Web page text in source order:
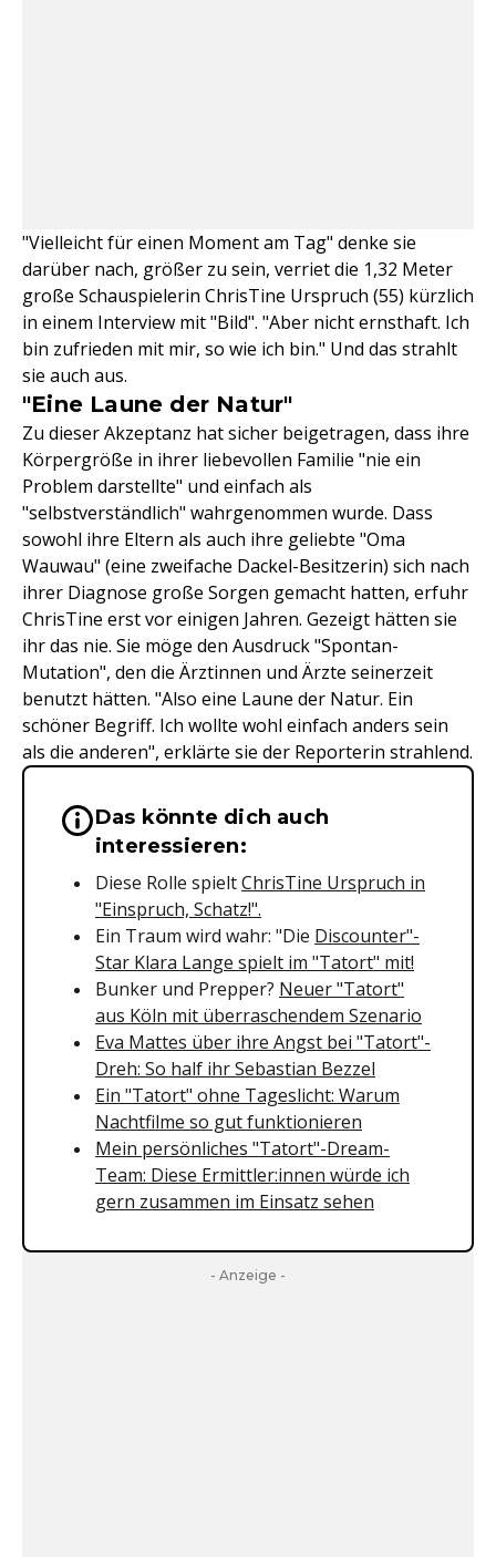
"Vielleicht für einen Moment am Tag" denke sie
darüber nach, größer zu sein, verriet die 1,32 Meter
große Schauspielerin ChrisTine Urspruch (55) kürzlich
in einem Interview mit "Bild". "Aber nicht ernsthaft. Ich
bin zufrieden mit mir, so wie ich bin." Und das strahlt
sie auch aus.
"Eine Laune der Natur"
Zu dieser Akzeptanz hat sicher beigetragen, dass ihre
Körpergröße in ihrer liebevollen Familie "nie ein
Problem darstellte" und einfach als
"selbstverständlich" wahrgenommen wurde. Dass
sowohl ihre Eltern als auch ihre geliebte "Oma
Wauwau" (eine zweifache Dackel-Besitzerin) sich nach
ihrer Diagnose große Sorgen gemacht hatten, erfuhr
ChrisTine erst vor einigen Jahren. Gezeigt hätten sie
ihr das nie. Sie möge den Ausdruck "Spontan-
Mutation", den die Ärztinnen und Ärzte seinerzeit
benutzt hätten. "Also eine Laune der Natur. Ein
schöner Begriff. Ich wollte wohl einfach anders sein
als die anderen", erklärte sie der Reporterin strahlend.
Wichtige Hinweise &
Das könnte dich auch
interessieren:
Diese Rolle spieltChrisTine Urspruch in
"Einspruch, Schatz!".
Ein Traum wird wahr: "Die Discounter"-
Star Klara Lange spielt im "Tatort" mit!
Bunker und Prepper? Neuer "Tatort"
aus Köln mit überraschendem Szenario
Eva Mattes über ihre Angst bei "Tatort"-
Dreh: So half ihr Sebastian Bezzel
Ein "Tatort" ohne Tageslicht: Warum
Nachtfilme so gut funktionieren
Mein persönliches "Tatort"-Dream-
Team: Diese Ermittler:innen würde ich
gern zusammen im Einsatz sehen
- Anzeige -